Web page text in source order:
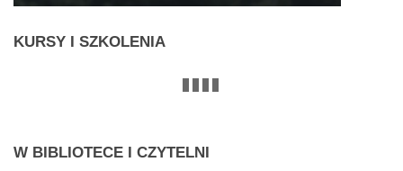
KURSY I SZKOLENIA
W BIBLIOTECE I CZYTELNI